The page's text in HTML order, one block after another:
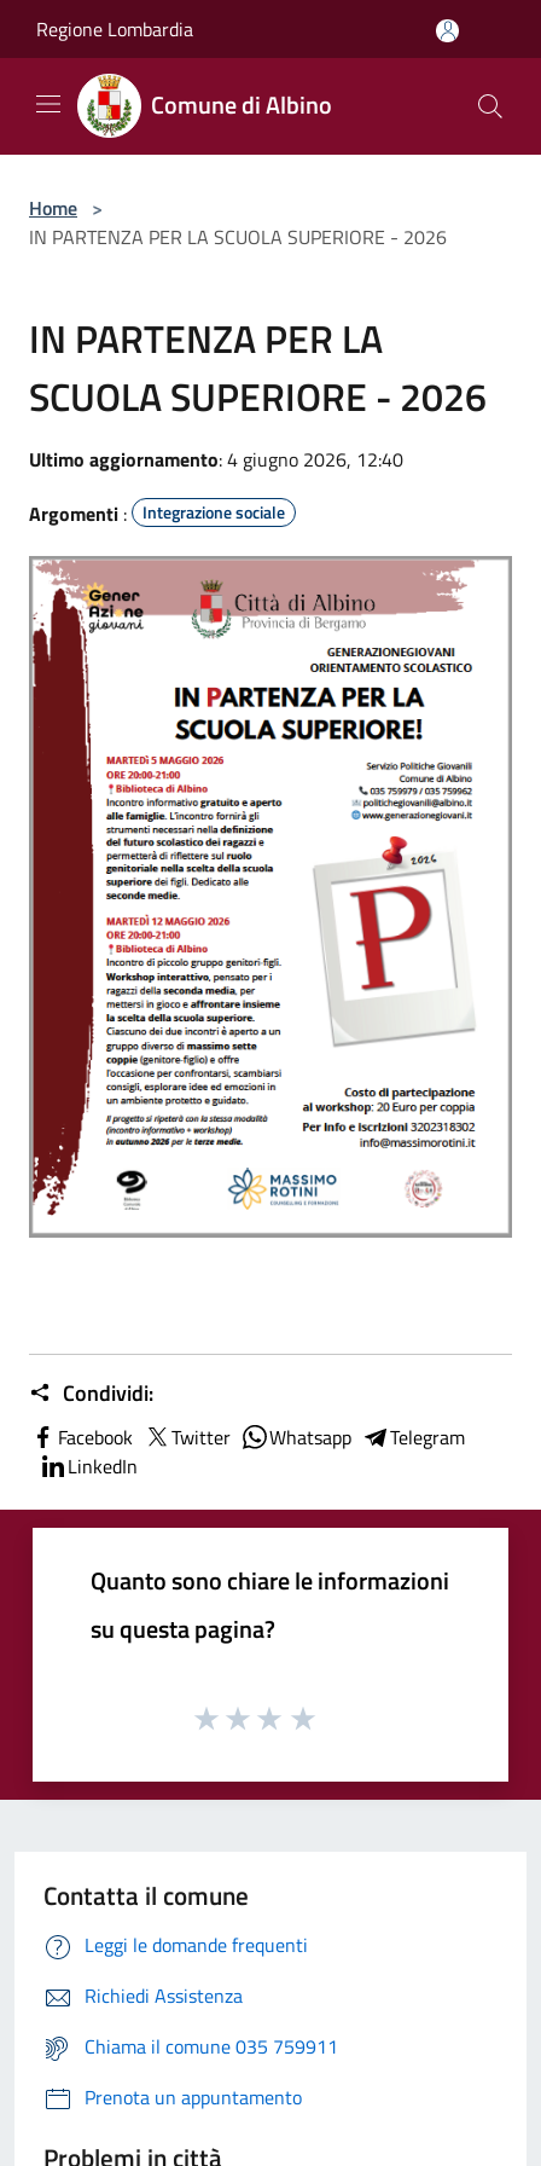
Regione Lombardia
Comune di Albino
Home >
IN PARTENZA PER LA SCUOLA SUPERIORE - 2026
IN PARTENZA PER LA
SCUOLA SUPERIORE - 2026
Ultimo aggiornamento: 4 giugno 2026, 12:40
Argomenti : Integrazione sociale
Condividi:
Facebook Twitter Whatsapp
Telegram
LinkedIn
Quanto sono chiare le informazioni
su questa pagina?
Contatta il comune
Leggi le domande frequenti
Richiedi Assistenza
Chiama il comune 035 759911
Prenota un appuntamento
Problemi in città